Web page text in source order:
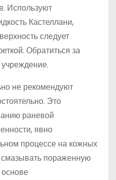
Используют
Кастеллани,
следует
Обратиться за
не рекомендуют
Это
раневой
явно
процессе на кожных
смазывать пораженную